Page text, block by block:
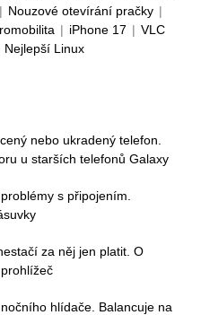
| Nouzové otevírání pračky |
| iPhone 17 | VLC
Nejlepší Linux
nebo ukradený telefon.
u starších telefonů Galaxy
s připojením.
za něj jen platit. O
hlídače. Balancuje na